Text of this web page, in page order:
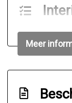
Airco
Lederen/
Meer